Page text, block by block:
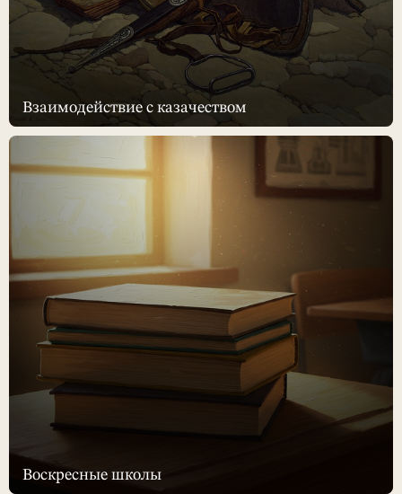
Взаимодействие с казачеством
Воскресные школы